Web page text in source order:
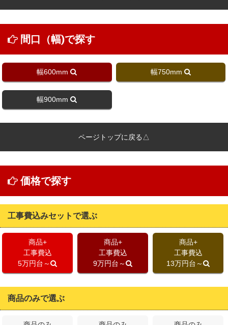
間口（幅)で探す
幅600mm 幅750mm
幅900mm
ページトップに戻る△
価格で探す
工事費込みセットで選ぶ
商品+
工事費込
5万円台～
商品+
工事費込
9万円台～
商品+
工事費込
13万円台～
商品のみで選ぶ